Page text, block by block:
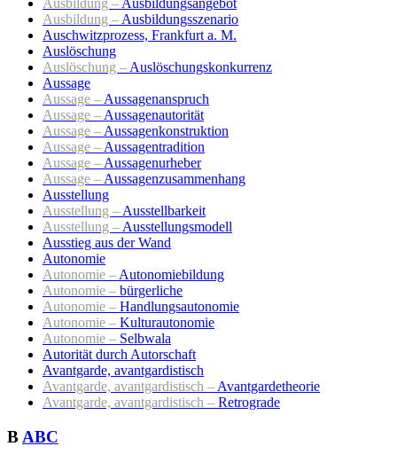
Ausbildung – Ausbildungsangebot
Ausbildung – Ausbildungsszenario
Auschwitzprozess, Frankfurt a. M.
Auslöschung
Auslöschung – Auslöschungskonkurrenz
Aussage
Aussage – Aussagenanspruch
Aussage – Aussagenautorität
Aussage – Aussagenkonstruktion
Aussage – Aussagentradition
Aussage – Aussagenurheber
Aussage – Aussagenzusammenhang
Ausstellung
Ausstellung – Ausstellbarkeit
Ausstellung – Ausstellungsmodell
Ausstieg aus der Wand
Autonomie
Autonomie – Autonomiebildung
Autonomie – bürgerliche
Autonomie – Handlungsautonomie
Autonomie – Kulturautonomie
Autonomie – Selbwala
Autorität durch Autorschaft
Avantgarde, avantgardistisch
Avantgarde, avantgardistisch – Avantgardetheorie
Avantgarde, avantgardistisch – Retrograde
B ABC